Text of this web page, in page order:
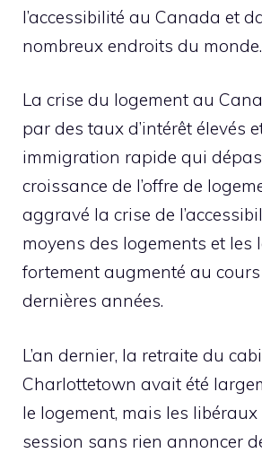
l’accessibilité au Canada et
nombreux endroits du monde.
La crise du logement au
par des taux d’intérêt élevés
immigration rapide qui
croissance de l’offre de
aggravé la crise de
moyens des logements et les
fortement augmenté au
dernières années.
L’an dernier, la retraite du
Charlottetown avait été
le logement, mais les
session sans rien annoncer